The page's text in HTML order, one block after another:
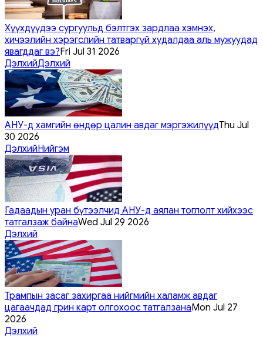
Хүүхдүүдээ сургуульд бэлтгэх зардлаа хэмнэх,
хичээлийн хэрэгслийн татваргүй худалдаа аль мужуудад
явагддаг вэ?Fri Jul 31 2026
ДэлхийДэлхий
АНУ-д хамгийн өндөр цалин авдаг мэргэжилүүдThu Jul
30 2026
ДэлхийНийгэм
Гадаадын уран бүтээлчид АНУ-д аялан тоглолт хийхээс
татгалзаж байнаWed Jul 29 2026
Дэлхий
Трампын засаг захиргаа нийгмийн халамж авдаг
цагаачдад грин карт олгохоос татгалзанаMon Jul 27
2026
Дэлхий